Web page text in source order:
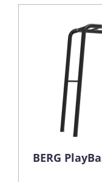
BERG